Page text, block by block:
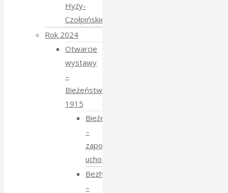
Hyży-
Czołpińskiej
Rok 2024
Otwarcie
wystawy
–
Bieżeństwo
1915
Bieżeństwo
–
zapomniane
uchodźstwo
Bezhenstvo
–